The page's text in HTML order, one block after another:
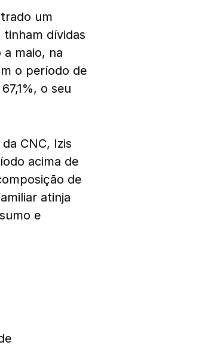
um
dívidas
maio, na
o período de
o seu
CNC, Izis
acima de
de
atinja
e